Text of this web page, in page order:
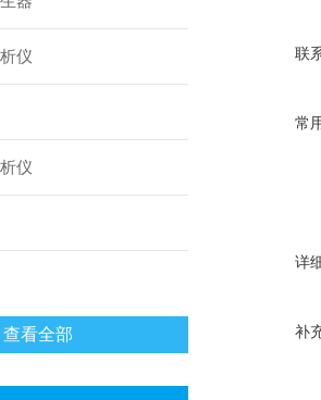
仪
仪
查看全部
联
常
详
补